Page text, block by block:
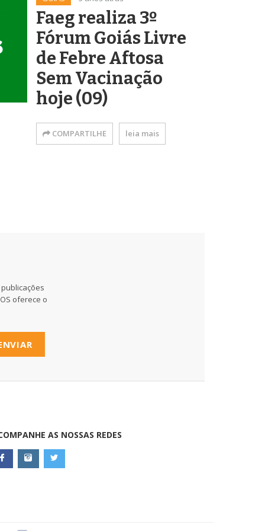
Faeg realiza 3º
Fórum Goiás Livre
de Febre Aftosa
Sem Vacinação
hoje (09)
COMPARTILHE leia mais
oferece o
AS NOSSAS REDES